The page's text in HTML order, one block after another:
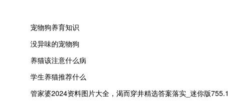
宠物狗养育知识
没异味的宠物狗
养猫该注意什么病
学生养猫推荐什么
管家婆2024资料图片大全，渴而穿井精选答案落实_迷你版755.1